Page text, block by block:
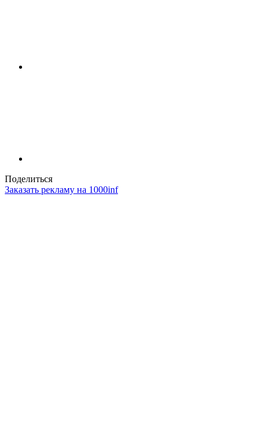
Поделиться
Заказать рекламу на 1000inf